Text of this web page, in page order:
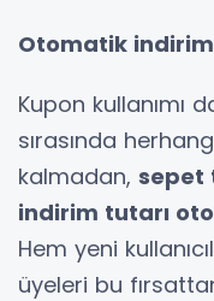
Otomatik
Kupon kullanımı
sırasında
kalmadan, sepet
indirim tutarı
Hem yeni
üyeleri bu